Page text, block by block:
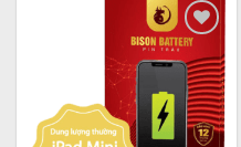
Add to
wishlist